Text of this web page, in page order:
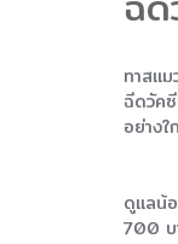
ทาสแ
ฉีดวัค
อย่าง
ดูแลน้
700 บ